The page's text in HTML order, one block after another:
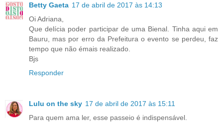
Betty Gaeta 17 de abril de 2017 às 14:13
Oi Adriana,
Que delícia poder participar de uma Bienal. Tinha aqui em
Bauru, mas por erro da Prefeitura o evento se perdeu, faz
tempo que não émais realizado.
Bjs
Responder
Lulu on the sky 17 de abril de 2017 às 15:11
Para quem ama ler, esse passeio é indispensável.